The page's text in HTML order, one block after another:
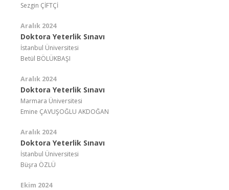
Sezgin ÇİFTÇİ
Aralık 2024
Doktora Yeterlik Sınavı
İstanbul Üniversitesi
Betül BÖLÜKBAŞI
Aralık 2024
Doktora Yeterlik Sınavı
Marmara Üniversitesi
Emine ÇAVUŞOĞLU AKDOĞAN
Aralık 2024
Doktora Yeterlik Sınavı
İstanbul Üniversitesi
Büşra ÖZLÜ
Ekim 2024